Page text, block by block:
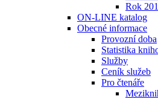
Rok
ON-LINE katalog
Obecné informace
Provozní doba
Statistika
Služby
Ceník služeb
Pro čtenáře